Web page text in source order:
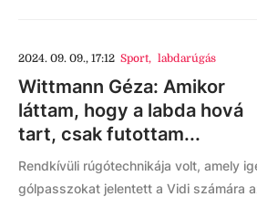
2024. 09. 09., 17:12 Sport, labdarúgás
Wittmann Géza: Amikor
láttam, hogy a labda hová
tart, csak futottam...
Rendkívüli rúgótechnikája volt, amely
gólpasszokat jelentett a Vidi számára